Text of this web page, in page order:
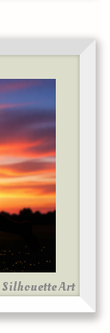
Silhouette Art